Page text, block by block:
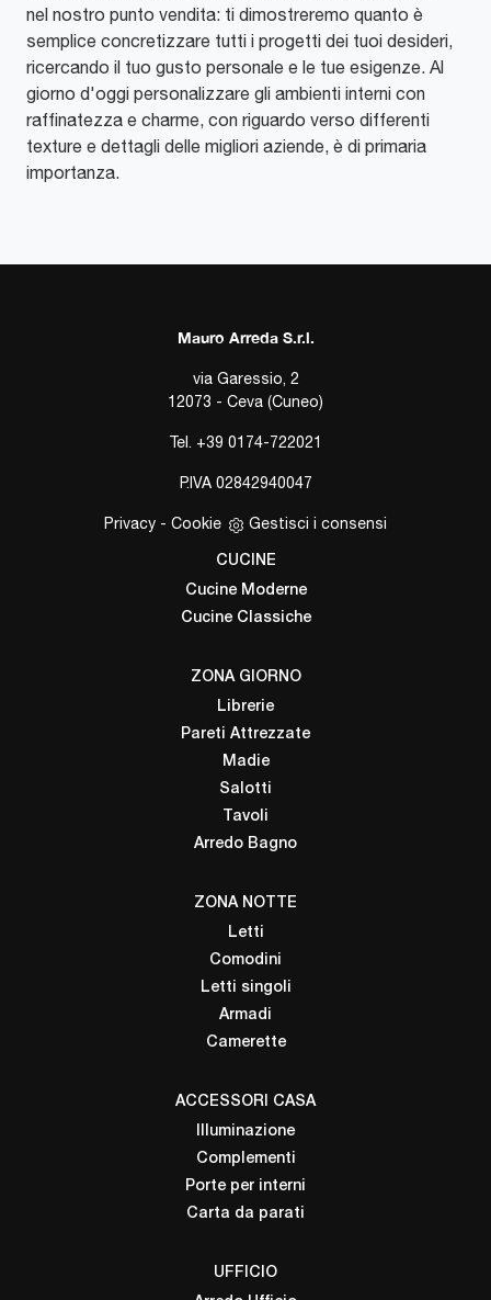
nel nostro punto vendita: ti dimostreremo quanto è
semplice concretizzare tutti i progetti dei tuoi desideri,
ricercando il tuo gusto personale e le tue esigenze. Al
giorno d'oggi personalizzare gli ambienti interni con
raffinatezza e charme, con riguardo verso differenti
texture e dettagli delle migliori aziende, è di primaria
importanza.
Mauro Arreda S.r.l.
via Garessio, 2
12073 - Ceva (Cuneo)
Tel. +39 0174-722021
P.IVA 02842940047
Privacy - Cookie Gestisci i consensi
CUCINE
Cucine Moderne
Cucine Classiche
ZONA GIORNO
Librerie
Pareti Attrezzate
Madie
Salotti
Tavoli
Arredo Bagno
ZONA NOTTE
Letti
Comodini
Letti singoli
Armadi
Camerette
ACCESSORI CASA
Illuminazione
Complementi
Porte per interni
Carta da parati
UFFICIO